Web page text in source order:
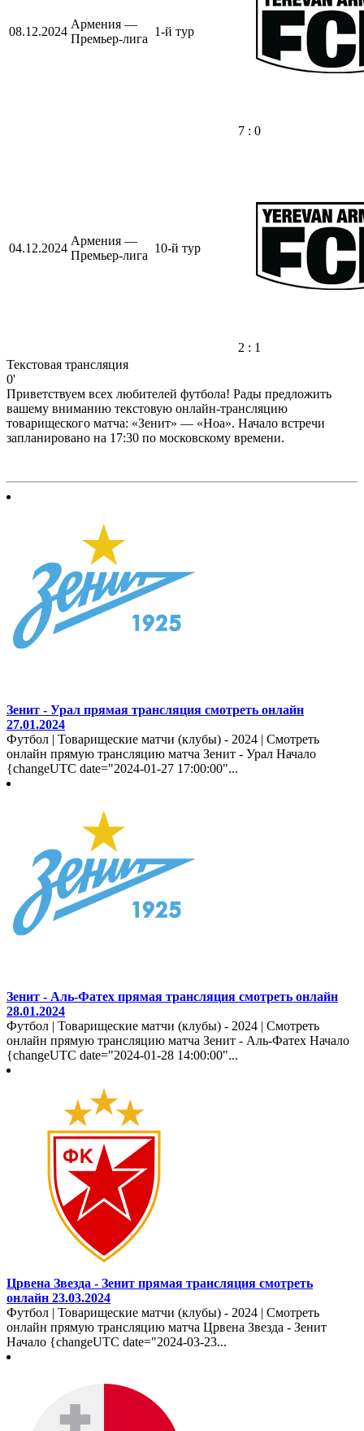
08.12.2024
Армения —
Премьер-лига
1-й тур
7 : 0
04.12.2024
Армения —
Премьер-лига
10-й тур
2 : 1
Текстовая трансляция
0'
Приветствуем всех любителей футбола! Рады предложить
вашему вниманию текстовую онлайн-трансляцию
товарищеского матча: «Зенит» — «Ноа». Начало встречи
запланировано на 17:30 по московскому времени.
Зенит - Урал прямая трансляция смотреть онлайн
27.01.2024
Футбол | Товарищеские матчи (клубы) - 2024 | Смотреть
онлайн прямую трансляцию матча Зенит - Урал Начало
{changeUTC date="2024-01-27 17:00:00"...
Зенит - Аль-Фатех прямая трансляция смотреть онлайн
28.01.2024
Футбол | Товарищеские матчи (клубы) - 2024 | Смотреть
онлайн прямую трансляцию матча Зенит - Аль-Фатех Начало
{changeUTC date="2024-01-28 14:00:00"...
Црвена Звезда - Зенит прямая трансляция смотреть
онлайн 23.03.2024
Футбол | Товарищеские матчи (клубы) - 2024 | Смотреть
онлайн прямую трансляцию матча Црвена Звезда - Зенит
Начало {changeUTC date="2024-03-23...